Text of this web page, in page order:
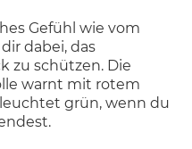
Gefühl wie vom
dabei, das
zu schützen. Die
warnt mit rotem
grün, wenn du